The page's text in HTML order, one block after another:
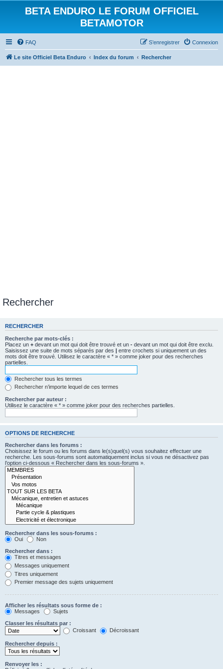
BETA ENDURO LE FORUM OFFICIEL
BETAMOTOR
FAQ Connexion
S’enregistrer
Le site Officiel Beta Enduro Index du forum Rechercher
Rechercher
RECHERCHER
Recherche par mots-clés :
Placez un + devant un mot qui doit être trouvé et un - devant un mot qui doit être exclu.
Saisissez une suite de mots séparés par des | entre crochets si uniquement un des
mots doit être trouvé. Utilisez le caractère « * » comme joker pour des recherches
partielles.
Rechercher tous les termes
Rechercher n’importe lequel de ces termes
Rechercher par auteur :
Utilisez le caractère « * » comme joker pour des recherches partielles.
OPTIONS DE RECHERCHE
Rechercher dans les forums :
Choisissez le forum ou les forums dans le(s)quel(s) vous souhaitez effectuer une
recherche. Les sous-forums sont automatiquement inclus si vous ne désactivez pas
l’option ci-dessous « Rechercher dans les sous-forums ».
Rechercher dans les sous-forums :
Oui
Non
Rechercher dans :
Titres et messages
Messages uniquement
Titres uniquement
Premier message des sujets uniquement
Afficher les résultats sous forme de :
Messages
Sujets
Classer les résultats par :
Croissant
Décroissant
Rechercher depuis :
Renvoyer les :